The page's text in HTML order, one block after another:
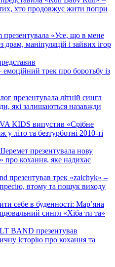
хто продовжує жити попри
презентувала «Усе, що в мене
маніпуляцій і зайвих ігор
трек про боротьбу із
презентувала літній сингл
які залишаються назавжди
KIDS випустив «Срібне
літо та безтурботні 2010-ті
презентувала нову
кохання, яке надихає
презентував трек «zaichyk» –
втому та пошук виходу
себе в буденності: Мар’яна
сингл «Хіба ти та»
BAND презентував
історію про кохання та